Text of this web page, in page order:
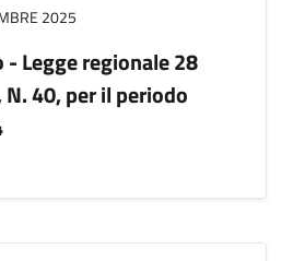
2025
Legge regionale 28
40, per il periodo